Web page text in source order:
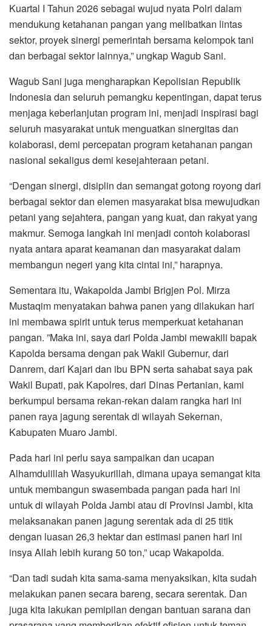
Kuartal I Tahun 2026 sebagai wujud nyata Polri dalam
mendukung ketahanan pangan yang melibatkan lintas
sektor, proyek sinergi pemerintah bersama kelompok tani
dan berbagai sektor lainnya,” ungkap Wagub Sani.
Wagub Sani juga mengharapkan Kepolisian Republik
Indonesia dan seluruh pemangku kepentingan, dapat terus
menjaga keberlanjutan program ini, menjadi inspirasi bagi
seluruh masyarakat untuk menguatkan sinergitas dan
kolaborasi, demi percepatan program ketahanan pangan
nasional sekaligus demi kesejahteraan petani.
“Dengan sinergi, disiplin dan semangat gotong royong dari
berbagai sektor dan elemen masyarakat bisa mewujudkan
petani yang sejahtera, pangan yang kuat, dan rakyat yang
makmur. Semoga langkah ini menjadi contoh kolaborasi
nyata antara aparat keamanan dan masyarakat dalam
membangun negeri yang kita cintai ini,” harapnya.
Sementara itu, Wakapolda Jambi Brigjen Pol. Mirza
Mustaqim menyatakan bahwa panen yang dilakukan hari
ini membawa spirit untuk terus memperkuat ketahanan
pangan. ”Maka ini, saya dari Polda Jambi mewakili bapak
Kapolda bersama dengan pak Wakil Gubernur, dari
Danrem, dari Kajari dan ibu BPN serta sahabat saya pak
Wakil Bupati, pak Kapolres, dari Dinas Pertanian, kami
berkumpul bersama rekan-rekan dalam rangka hari ini
panen raya jagung serentak di wilayah Sekernan,
Kabupaten Muaro Jambi.
Pada hari ini perlu saya sampaikan dan ucapan
Alhamdulillah Wasyukurillah, dimana upaya semangat kita
untuk membangun swasembada pangan pada hari ini
untuk di wilayah Polda Jambi atau di Provinsi Jambi, kita
melaksanakan panen jagung serentak ada di 25 titik
dengan luasan 26,3 hektar dan estimasi panen hari ini
insya Allah lebih kurang 50 ton,” ucap Wakapolda.
“Dan tadi sudah kita sama-sama menyaksikan, kita sudah
melakukan panen secara bareng, secara serentak. Dan
juga kita lakukan pemipilan dengan bantuan sarana dan